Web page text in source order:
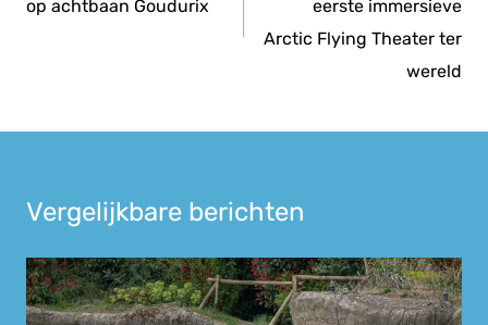
op achtbaan Goudurix
eerste immersieve
Arctic Flying Theater ter
wereld
Vergelijkbare berichten